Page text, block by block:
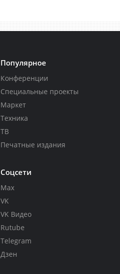
Популярное
Конференции
Специальные проекты
Маркет
Техника
ТВ
Печатные издания
Соцсети
Max
VK
VK Видео
Rutube
Telegram
Дзен